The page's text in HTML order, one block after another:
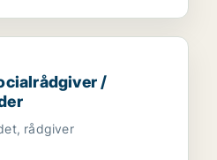
/ pædagog /
/
rådgiver